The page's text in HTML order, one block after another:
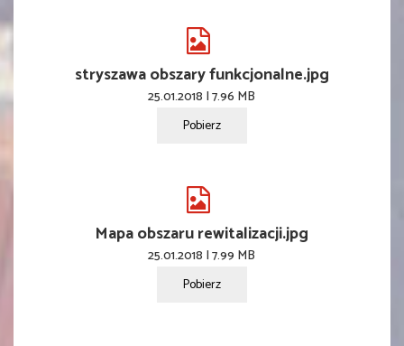
stryszawa obszary funkcjonalne.jpg
25.01.2018 | 7.96 MB
Pobierz
Mapa obszaru rewitalizacji.jpg
25.01.2018 | 7.99 MB
Pobierz